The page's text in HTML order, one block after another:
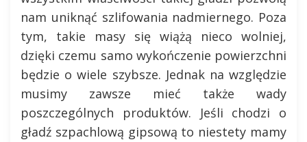
nam uniknąć szlifowania nadmiernego. Poza
tym, takie masy się wiążą nieco wolniej,
dzięki czemu samo wykończenie powierzchni
będzie o wiele szybsze. Jednak na względzie
musimy zawsze mieć także wady
poszczególnych produktów. Jeśli chodzi o
gładź szpachlową gipsową to niestety mamy